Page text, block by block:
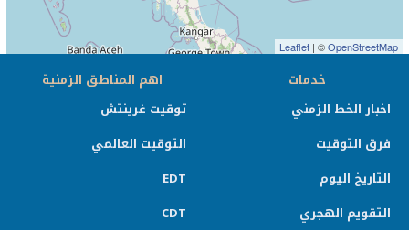
Leaflet | ©OpenStreetMap
خدمات
اخبار الخط الزمني
فرق التوقيت
التاريخ اليوم
التقويم الهجري
اهم المناطق الزمنية
توقيت غرينتش
التوقيت العالمي
EDT
CDT